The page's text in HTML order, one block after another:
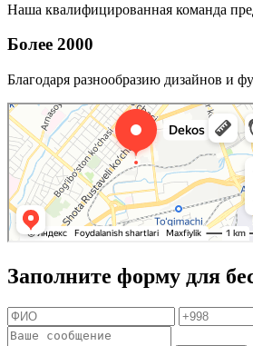
Наша квалифицированная команда
Более 2000
Благодаря разнообразию дизайнов и
Заполните форму для